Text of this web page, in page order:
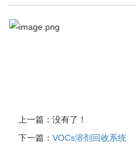
上一篇：没有了！
下一篇： VOCs溶剂回收系统